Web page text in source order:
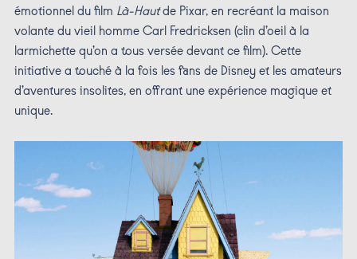
émotionnel du film Là-Hautde Pixar, en recréant la maison
volante du vieil homme Carl Fredricksen (clin d’oeil à la
larmichette qu’on a tous versée devant ce film). Cette
initiative a touché à la fois les fans de Disney et les amateurs
d’aventures insolites, en offrant une expérience magique et
unique.